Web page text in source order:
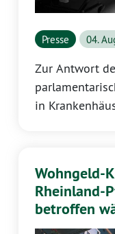
Presse 04.
Zur Antwort
in
Wohngeld-
Rheinland-
betroffen